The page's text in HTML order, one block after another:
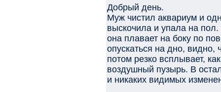
Добрый день.
Муж чистил аквариум и
выскочила и упала на
она плавает на боку по
опускаться на дно, видно,
потом резко всплывает,
воздушный пузырь. В
и никаких видимых